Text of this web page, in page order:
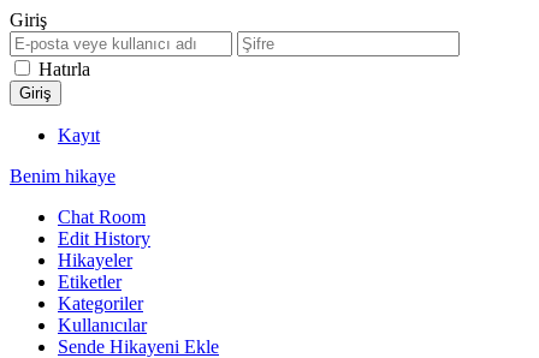
Giriş
Hatırla
Kayıt
Benim hikaye
Chat Room
Edit History
Hikayeler
Etiketler
Kategoriler
Kullanıcılar
Sende Hikayeni Ekle